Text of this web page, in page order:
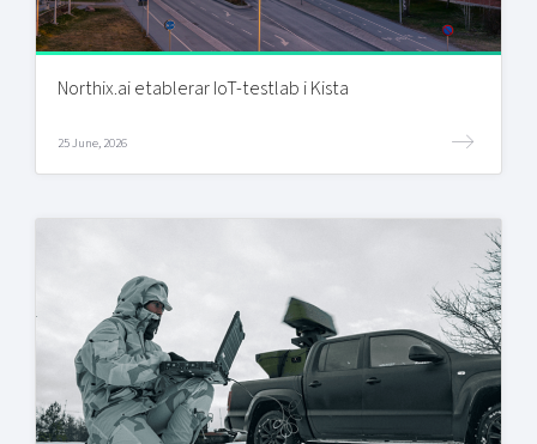
Northix.ai etablerar IoT-testlab i Kista
25 June, 2026